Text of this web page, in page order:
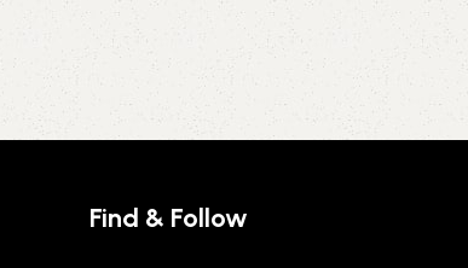
Find & Follow